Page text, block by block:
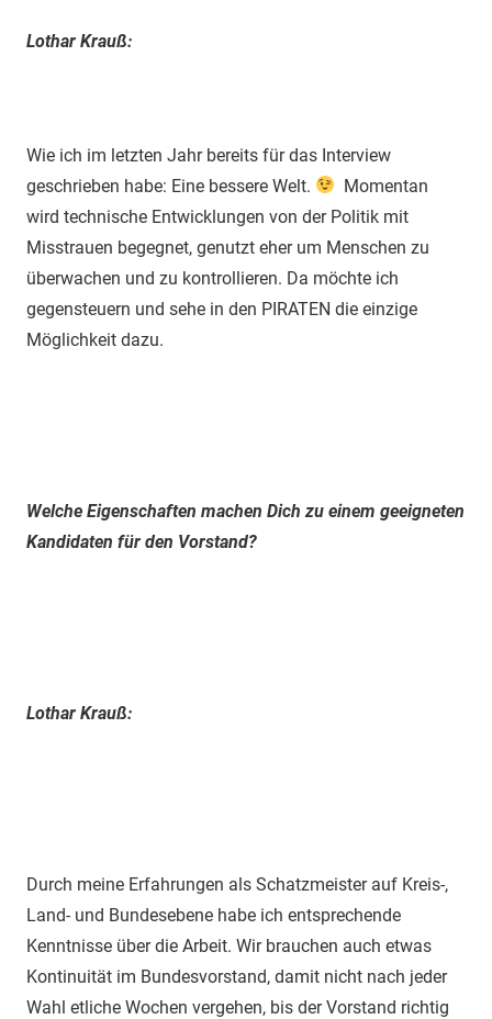
Lothar Krauß:
Wie ich im letzten Jahr bereits für das Interview
geschrieben habe: Eine bessere Welt.
Momentan
wird technische Entwicklungen von der Politik mit
Misstrauen begegnet, genutzt eher um Menschen zu
überwachen und zu kontrollieren. Da möchte ich
gegensteuern und sehe in den PIRATEN die einzige
Möglichkeit dazu.
Welche Eigenschaften machen Dich zu einem geeigneten
Kandidaten für den Vorstand?
Lothar Krauß:
Durch meine Erfahrungen als Schatzmeister auf Kreis-,
Land- und Bundesebene habe ich entsprechende
Kenntnisse über die Arbeit. Wir brauchen auch etwas
Kontinuität im Bundesvorstand, damit nicht nach jeder
Wahl etliche Wochen vergehen, bis der Vorstand richtig